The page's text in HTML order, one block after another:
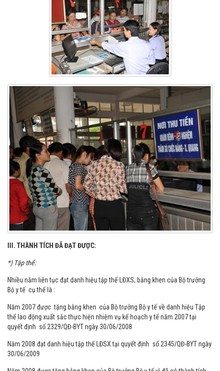
III. THÀNH TÍCH ĐÃ ĐẠT ĐƯỢC:
*) Tập thể:
Nhiều năm liên tục đạt danh hiệu tập thể LĐXS, bằng khen của Bộ trưởng
Bộ y tế cụ thể là :
Năm 2007 được tặng bằng khen của Bộ trưởng Bộ y tế về danh hiệu Tập
thể lao động xuất sắc thực hiện nhiệm vụ kế hoạch y tế năm 2007 tại
quyết định số 2329/QĐ-BYT ngày 30/06/2008
Năm 2008 đạt danh hiệu tập thể LĐSX tại quyết định số 2345/QĐ-BYT ngày